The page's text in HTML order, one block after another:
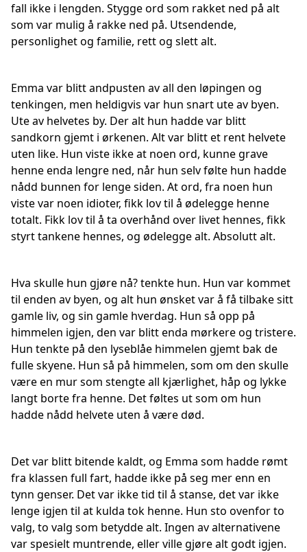
fall ikke i lengden. Stygge ord som rakket ned på alt
som var mulig å rakke ned på. Utsendende,
personlighet og familie, rett og slett alt.
Emma var blitt andpusten av all den løpingen og
tenkingen, men heldigvis var hun snart ute av byen.
Ute av helvetes by. Der alt hun hadde var blitt
sandkorn gjemt i ørkenen. Alt var blitt et rent helvete
uten like. Hun viste ikke at noen ord, kunne grave
henne enda lengre ned, når hun selv følte hun hadde
nådd bunnen for lenge siden. At ord, fra noen hun
viste var noen idioter, fikk lov til å ødelegge henne
totalt. Fikk lov til å ta overhånd over livet hennes, fikk
styrt tankene hennes, og ødelegge alt. Absolutt alt.
Hva skulle hun gjøre nå? tenkte hun. Hun var kommet
til enden av byen, og alt hun ønsket var å få tilbake sitt
gamle liv, og sin gamle hverdag. Hun så opp på
himmelen igjen, den var blitt enda mørkere og tristere.
Hun tenkte på den lyseblåe himmelen gjemt bak de
fulle skyene. Hun så på himmelen, som om den skulle
være en mur som stengte all kjærlighet, håp og lykke
langt borte fra henne. Det føltes ut som om hun
hadde nådd helvete uten å være død.
Det var blitt bitende kaldt, og Emma som hadde rømt
fra klassen full fart, hadde ikke på seg mer enn en
tynn genser. Det var ikke tid til å stanse, det var ikke
lenge igjen til at kulda tok henne. Hun sto ovenfor to
valg, to valg som betydde alt. Ingen av alternativene
var spesielt muntrende, eller ville gjøre alt godt igjen.